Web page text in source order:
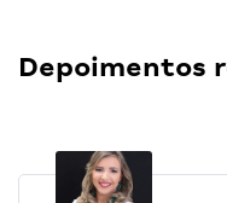
Depoimentos